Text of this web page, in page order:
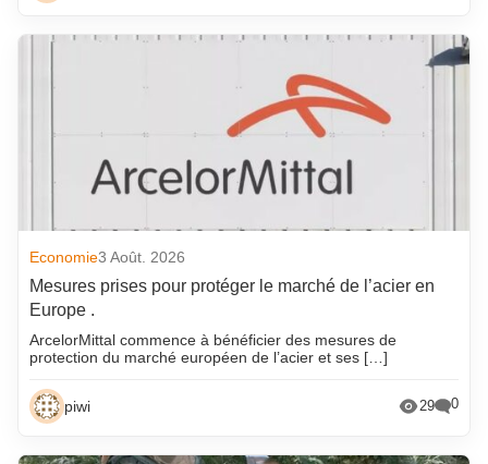
Economie3 Août. 2026
Mesures prises pour protéger le marché de l’acier en
Europe .
ArcelorMittal commence à bénéficier des mesures de
protection du marché européen de l’acier et ses […]
piwi 29 0